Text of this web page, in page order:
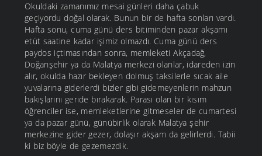
Okuldaki zamanımız mesai günleri daha çabuk
geçiyordu doğal olarak. Bunun bir de hafta sonları vardı.
Hafta sonu, cuma günü ders bitiminden pazar akşamı
etüt saatine kadar işimiz olmazdı. Cuma günü ders
paydos içtimasından sonra, memleketi Akçadağ,
Doğanşehir ya da Malatya merkezi olanlar, idareden izin
alır, okulda hazır bekleyen dolmuş taksilerle sıcak aile
yuvalarına giderlerdi bizler gibi gidemeyenlerin mahzun
bakışlarını geride bırakarak. Parası olan bir kısım
öğrenciler ise, memleketlerine gitmeseler de cumartesi
ya da pazar günü, günübirlik olarak Malatya şehir
merkezine gider gezer, dolaşır akşam da gelirlerdi. Tabii
ki biz böyle de gezemezdik.